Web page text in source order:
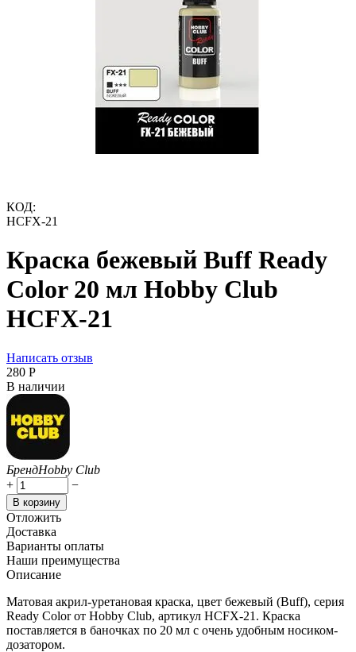
КОД:
HCFX-21
Краска бежевый Buff Ready
Color 20 мл Hobby Club
HCFX-21
Написать отзыв
‍280‍ Р
В наличии
БрендHobby Club
+
−
В корзину
Отложить
Доставка
Варианты оплаты
Наши преимущества
Описание
Матовая акрил-уретановая краска, цвет бежевый (Buff), серия
Ready Color от Hobby Club, артикул HCFX-21. Краска
поставляется в баночках по 20 мл с очень удобным носиком-
дозатором.